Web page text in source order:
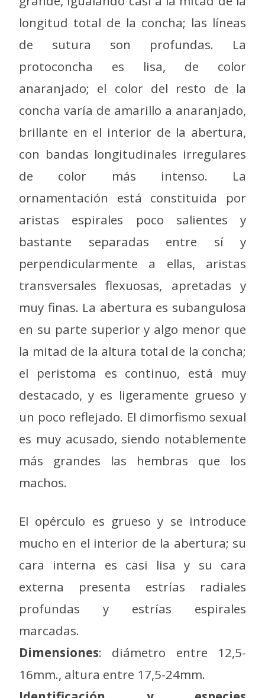
longitud total de la concha; las líneas
de sutura son profundas. La
protoconcha es lisa, de color
anaranjado; el color del resto de la
concha varía de amarillo a anaranjado,
brillante en el interior de la abertura,
con bandas longitudinales irregulares
de color más intenso. La
ornamentación está constituida por
aristas espirales poco salientes y
bastante separadas entre sí y
perpendicularmente a ellas, aristas
transversales flexuosas, apretadas y
muy finas. La abertura es subangulosa
en su parte superior y algo menor que
la mitad de la altura total de la concha;
el peristoma es continuo, está muy
destacado, y es ligeramente grueso y
un poco reflejado. El dimorfismo sexual
es muy acusado, siendo notablemente
más grandes las hembras que los
machos.
El opérculo es grueso y se introduce
mucho en el interior de la abertura; su
cara interna es casi lisa y su cara
externa presenta estrías radiales
profundas y estrías espirales
marcadas.
Dimensiones: diámetro entre 12,5-
16mm., altura entre 17,5-24mm.